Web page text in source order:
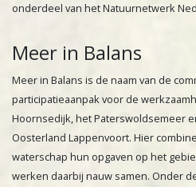
onderdeel van het Natuurnetwerk
Meer in Balans
Meer in Balans is de naam van de
participatieaanpak voor de
Hoornsedijk, het Paterswoldsemeer
Oosterland Lappenvoort. Hier
waterschap hun opgaven op het
werken daarbij nauw samen. Onder